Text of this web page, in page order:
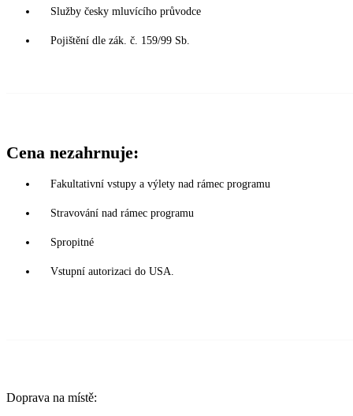
Služby česky mluvícího průvodce
Pojištění dle zák. č. 159/99 Sb.
Cena nezahrnuje:
Fakultativní vstupy a výlety nad rámec programu
Stravování nad rámec programu
Spropitné
Vstupní autorizaci do USA.
Doprava na místě: